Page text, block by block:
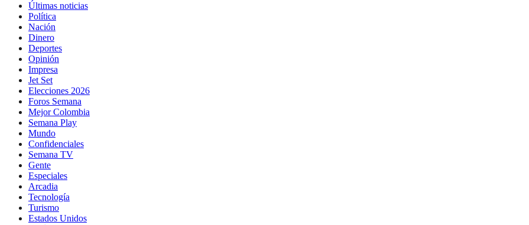
Últimas noticias
Política
Nación
Dinero
Deportes
Opinión
Impresa
Jet Set
Elecciones 2026
Foros Semana
Mejor Colombia
Semana Play
Mundo
Confidenciales
Semana TV
Gente
Especiales
Arcadia
Tecnología
Turismo
Estados Unidos